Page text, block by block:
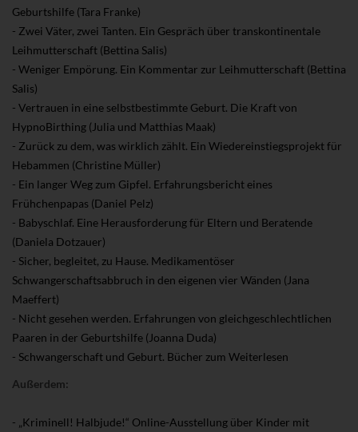
Geburtshilfe (Tara Franke)
- Zwei Väter, zwei Tanten. Ein Gespräch über transkontinentale
Leihmutterschaft (Bettina Salis)
- Weniger Empörung. Ein Kommentar zur Leihmutterschaft (Bettina
Salis)
- Vertrauen in eine selbstbestimmte Geburt. Die Kraft von
HypnoBirthing (Julia und Matthias Maak)
- Zurück zu dem, was wirklich zählt. Ein Wiedereinstiegsprojekt für
Hebammen (Christine Müller)
- Ein langer Weg zum Gipfel. Erfahrungsbericht eines
Frühchenpapas (Daniel Pelz)
- Babyschlaf. Eine Herausforderung für Eltern und Beratende
(Daniela Dotzauer)
- Sicher, begleitet, zu Hause. Medikamentöser
Schwangerschaftsabbruch in den eigenen vier Wänden (Jana
Maeffert)
- Nicht gesehen werden. Erfahrungen von gleichgeschlechtlichen
Paaren in der Geburtshilfe (Joanna Duda)
- Schwangerschaft und Geburt. Bücher zum Weiterlesen
Außerdem:
- „Kriminell! Halbjude!“ Online-Ausstellung über Kinder mit